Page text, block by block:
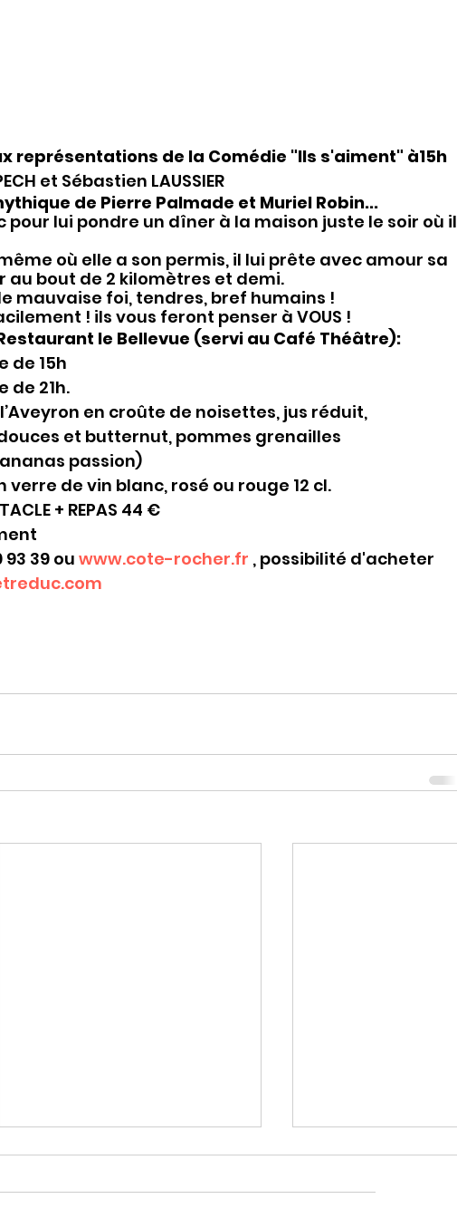
représentations de la Comédie "Ils s'aiment" à15h
et Sébastien LAUSSIER
de Pierre Palmade et Muriel Robin...
pour lui pondre un dîner à la maison juste le soir où il
où elle a son permis, il lui prête avec amour sa
au bout de 2 kilomètres et demi.
mauvaise foi, tendres, bref humains !
! ils vous feront penser à VOUS !
le Bellevue (servi au Café Théâtre):
de 15h
de 21h.
en croûte de noisettes, jus réduit,
et butternut, pommes grenailles
passion)
de vin blanc, rosé ou rouge 12 cl.
+ REPAS 44 €
39 ou www.cote-rocher.fr , possibilité d'acheter